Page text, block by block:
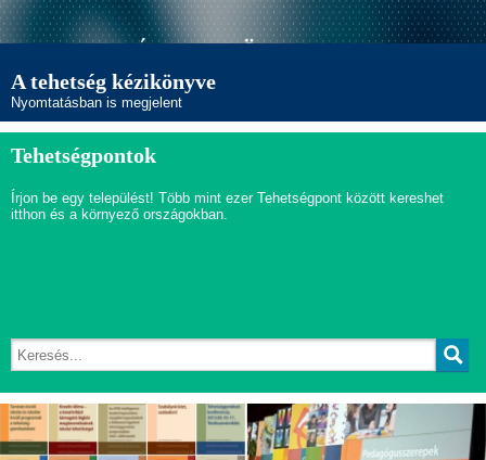
A tehetség kézikönyve
Nyomtatásban is megjelent
Tehetségpontok
Írjon be egy települést! Több mint ezer Tehetségpont között kereshet
itthon és a környező országokban.